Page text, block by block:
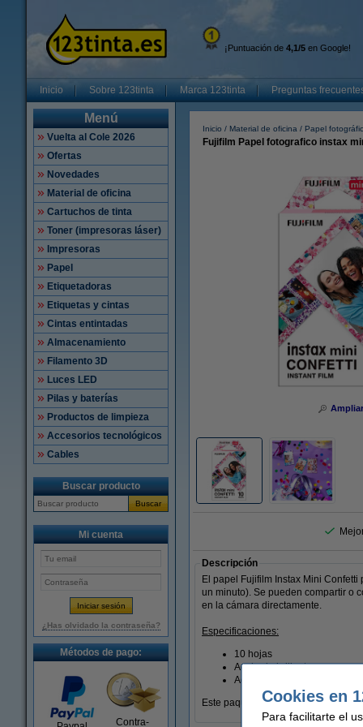
¡Puntuación de 4,1/5 en Google!
Inicio Sobre 123tinta Marca 123tinta Preguntas
Menú
Vuelta al Cole 2026
Ofertas
Novedades
Material de oficina
Cartuchos de tinta
Toner (impresoras láser)
Impresoras
Papel
Etiquetadoras
Etiquetas y cintas
Cintas entintadas
Almacenamiento
Filamento 3D
Luces LED
Pilas y baterías
Productos de limpieza
Accesorios tecnológicos
Cables
Buscar producto
Buscar
Mi cuenta
¿Has olvidado la contraseña?
Métodos de pago:
Contra-
Inicio Material de oficina Papel
Fujifilm Papel fotografico instax
Ampliar
Descripción
El papel Fujifilm Instax Mini
un minuto). Se pueden compartir o
en la cámara directamente.
Especificaciones:
10 hojas
Acabado brillante
Adecuado para Instax Mini
Este paquete contiene 10 hojas de
Cookies en
Para facilitarte el